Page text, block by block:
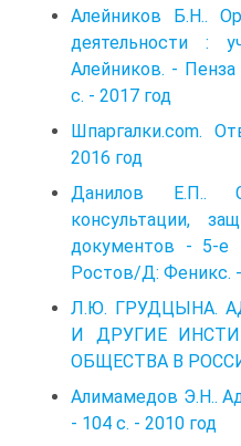
Алейников Б.Н..
деятельности :
Алейников. -
с. - 2017 год
Шпаргалки.com.
2016 год
Данилов Е.П..
консультации,
документов - 5-е
Ростов/Д: Феникс. -
Л.Ю. ГРУДЦЫНА.
И ДРУГИЕ
ОБЩЕСТВА В
Алимамедов Э.Н..
- 104 с. - 2010 год